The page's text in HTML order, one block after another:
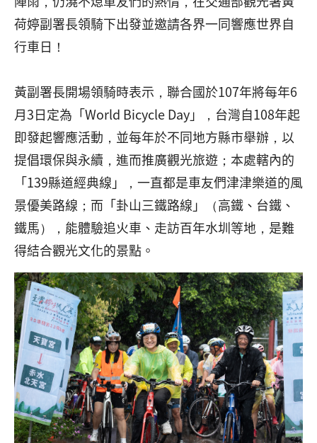
荷婷副署長領騎下出發並邀請各界一同響應世界自
行車日！
黃副署長開場領騎時表示，聯合國於107年將每年6
月3日定為「World Bicycle Day」，台灣自108年起
即發起響應活動，並每年於不同地方縣市舉辦，以
提倡環保與永續，進而推廣觀光旅遊；本處轄內的
「139縣道經典線」，一直都是車友們津津樂道的風
景優美路線；而「卦山三鐵路線」（高鐵、台鐵、
鐵馬），能體驗追火車、走訪百年水圳等地，是難
得結合觀光文化的景點。